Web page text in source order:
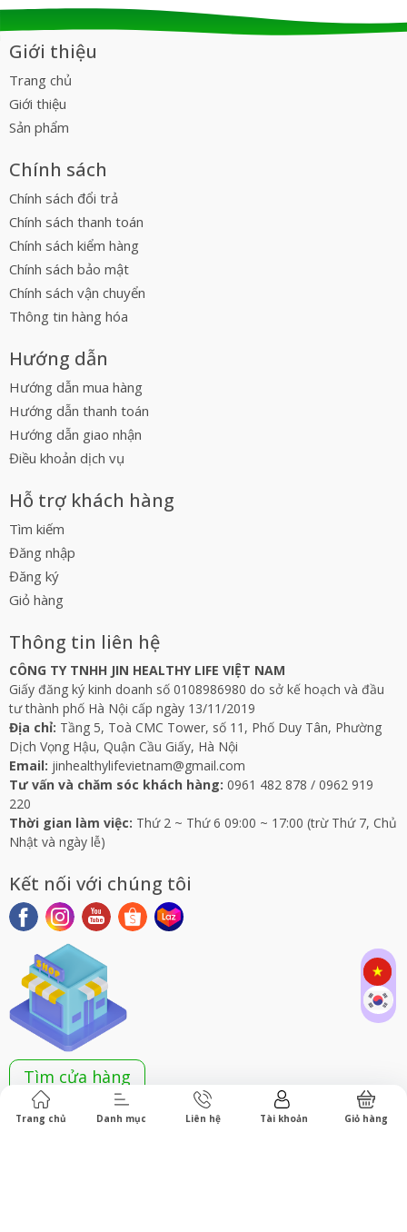
Giới thiệu
Trang chủ
Giới thiệu
Sản phẩm
Chính sách
Chính sách đổi trả
Chính sách thanh toán
Chính sách kiểm hàng
Chính sách bảo mật
Chính sách vận chuyển
Thông tin hàng hóa
Hướng dẫn
Hướng dẫn mua hàng
Hướng dẫn thanh toán
Hướng dẫn giao nhận
Điều khoản dịch vụ
Hỗ trợ khách hàng
Tìm kiếm
Đăng nhập
Đăng ký
Giỏ hàng
Thông tin liên hệ
CÔNG TY TNHH JIN HEALTHY LIFE VIỆT NAM
Giấy đăng ký kinh doanh số 0108986980 do sở kế hoạch và đầu
tư thành phố Hà Nội cấp ngày 13/11/2019
Địa chỉ: Tầng 5, Toà CMC Tower, số 11, Phố Duy Tân, Phường
Dịch Vọng Hậu, Quận Cầu Giấy, Hà Nội
Email: jinhealthylifevietnam@gmail.com
Tư vấn và chăm sóc khách hàng: 0961 482 878 / 0962 919
220
Thời gian làm việc: Thứ 2 ~ Thứ 6 09:00 ~ 17:00 (trừ Thứ 7, Chủ
Nhật và ngày lễ)
Kết nối với chúng tôi
Tìm cửa hàng
Trang chủ Danh mục Liên hệ Tài khoản Giỏ hàng